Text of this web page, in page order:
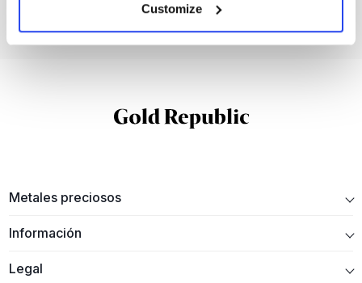
Customize
Metales preciosos
Información
Legal